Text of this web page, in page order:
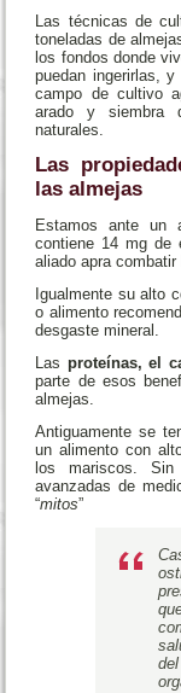
Las técnicas de
toneladas de
los fondos donde
puedan ingerirlas,
campo de cultivo
arado y siembra
naturales.
Las
las almejas
Estamos ante un
contiene 14 mg de
aliado apra
Igualmente su alto
o alimento
desgaste mineral.
Las proteínas, el
parte de esos
almejas.
Antiguamente se
un alimento con
los mariscos. Sin
avanzadas de
“mitos”